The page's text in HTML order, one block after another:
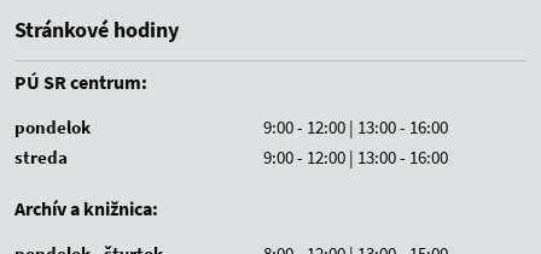
Stránkové hodiny
PÚ SR centrum:
pondelok
9:00 - 12:00 | 13:00 - 16:00
streda
9:00 - 12:00 | 13:00 - 16:00
Archív a knižnica: